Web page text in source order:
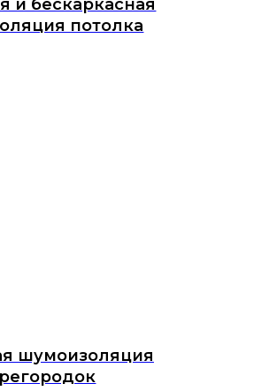
и бескаркасная
потолка
шумоизоляция